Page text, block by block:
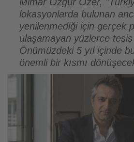
turizmde
olup
bitenleri
takip
lokasyonlarda bulunan
yenilenmediği için gerçek
ulaşamayan yüzlerce
Önümüzdeki 5 yıl içinde
önemli bir kısmı